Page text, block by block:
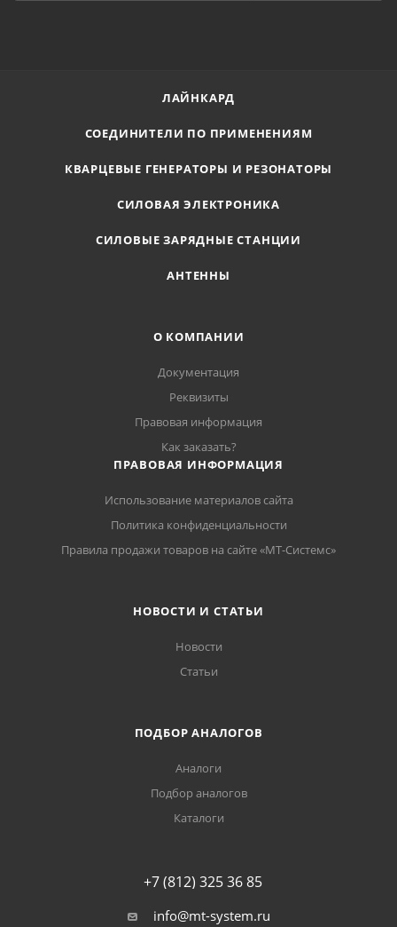
ЛАЙНКАРД
СОЕДИНИТЕЛИ ПО ПРИМЕНЕНИЯМ
КВАРЦЕВЫЕ ГЕНЕРАТОРЫ И РЕЗОНАТОРЫ
СИЛОВАЯ ЭЛЕКТРОНИКА
СИЛОВЫЕ ЗАРЯДНЫЕ СТАНЦИИ
АНТЕННЫ
О КОМПАНИИ
Документация
Реквизиты
Правовая информация
Как заказать?
ПРАВОВАЯ ИНФОРМАЦИЯ
Использование материалов сайта
Политика конфиденциальности
Правила продажи товаров на сайте «МТ-Системс»
НОВОСТИ И СТАТЬИ
Новости
Статьи
ПОДБОР АНАЛОГОВ
Аналоги
Подбор аналогов
Каталоги
+7 (812) 325 36 85
info@mt-system.ru